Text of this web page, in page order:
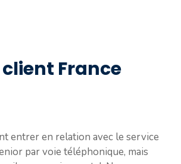
France
entrer en relation avec le service
par voie téléphonique, mais